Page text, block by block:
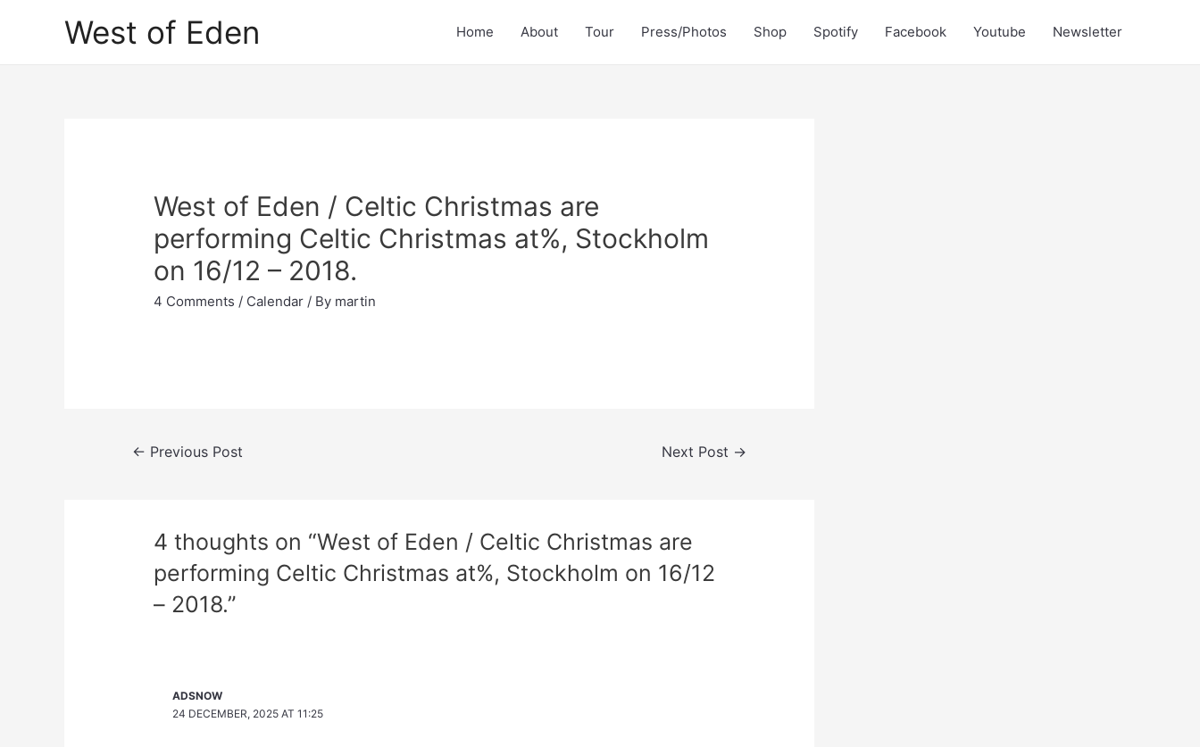
West of Eden Home About Tour Press/Photos Shop Spotify Facebook Youtube Newsletter
West of Eden / Celtic Christmas are
performing Celtic Christmas at%, Stockholm
on 16/12 – 2018.
4 Comments / Calendar / By martin
Post← Previous Post Next Post →
4 thoughts on “West of Eden / Celtic Christmas are
performing Celtic Christmas at%, Stockholm on 16/12
– 2018.”
ADSNOW
24 DECEMBER, 2025 AT 11:25